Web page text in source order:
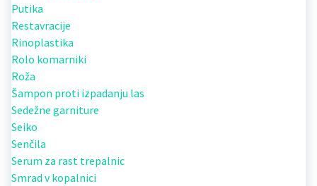
Putika
Restavracije
Rinoplastika
Rolo komarniki
Roža
Šampon proti izpadanju las
Sedežne garniture
Seiko
Senčila
Serum za rast trepalnic
Smrad v kopalnici